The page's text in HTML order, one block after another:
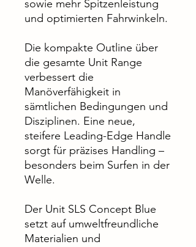
sowie mehr Spitzenleistung
und optimierten Fahrwinkeln.
Die kompakte Outline über
die gesamte Unit Range
verbessert die
Manöverfähigkeit in
sämtlichen Bedingungen und
Disziplinen. Eine neue,
steifere Leading-Edge Handle
sorgt für präzises Handling –
besonders beim Surfen in der
Welle.
Der Unit SLS Concept Blue
setzt auf umweltfreundliche
Materialien und